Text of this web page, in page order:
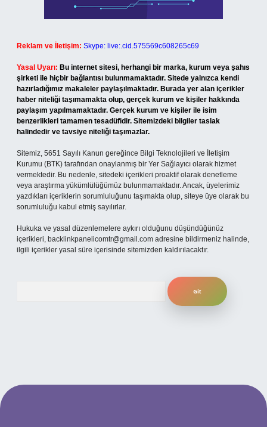
Reklam ve İletişim: Skype: live:.cid.575569c608265c69
Yasal Uyarı: Bu internet sitesi, herhangi bir marka, kurum veya şahıs
şirketi ile hiçbir bağlantısı bulunmamaktadır. Sitede yalnızca kendi
hazırladığımız makaleler paylaşılmaktadır. Burada yer alan içerikler
haber niteliği taşımamakta olup, gerçek kurum ve kişiler hakkında
paylaşım yapılmamaktadır. Gerçek kurum ve kişiler ile isim
benzerlikleri tamamen tesadüfidir. Sitemizdeki bilgiler taslak
halindedir ve tavsiye niteliği taşımazlar.
Sitemiz, 5651 Sayılı Kanun gereğince Bilgi Teknolojileri ve İletişim
Kurumu (BTK) tarafından onaylanmış bir Yer Sağlayıcı olarak hizmet
vermektedir. Bu nedenle, sitedeki içerikleri proaktif olarak denetleme
veya araştırma yükümlülüğümüz bulunmamaktadır. Ancak, üyelerimiz
yazdıkları içeriklerin sorumluluğunu taşımakta olup, siteye üye olarak bu
sorumluluğu kabul etmiş sayılırlar.
Hukuka ve yasal düzenlemelere aykırı olduğunu düşündüğünüz
içerikleri, backlinkpanelicomtr@gmail.com adresine bildirmeniz halinde,
ilgili içerikler yasal süre içerisinde sitemizden kaldırılacaktır.